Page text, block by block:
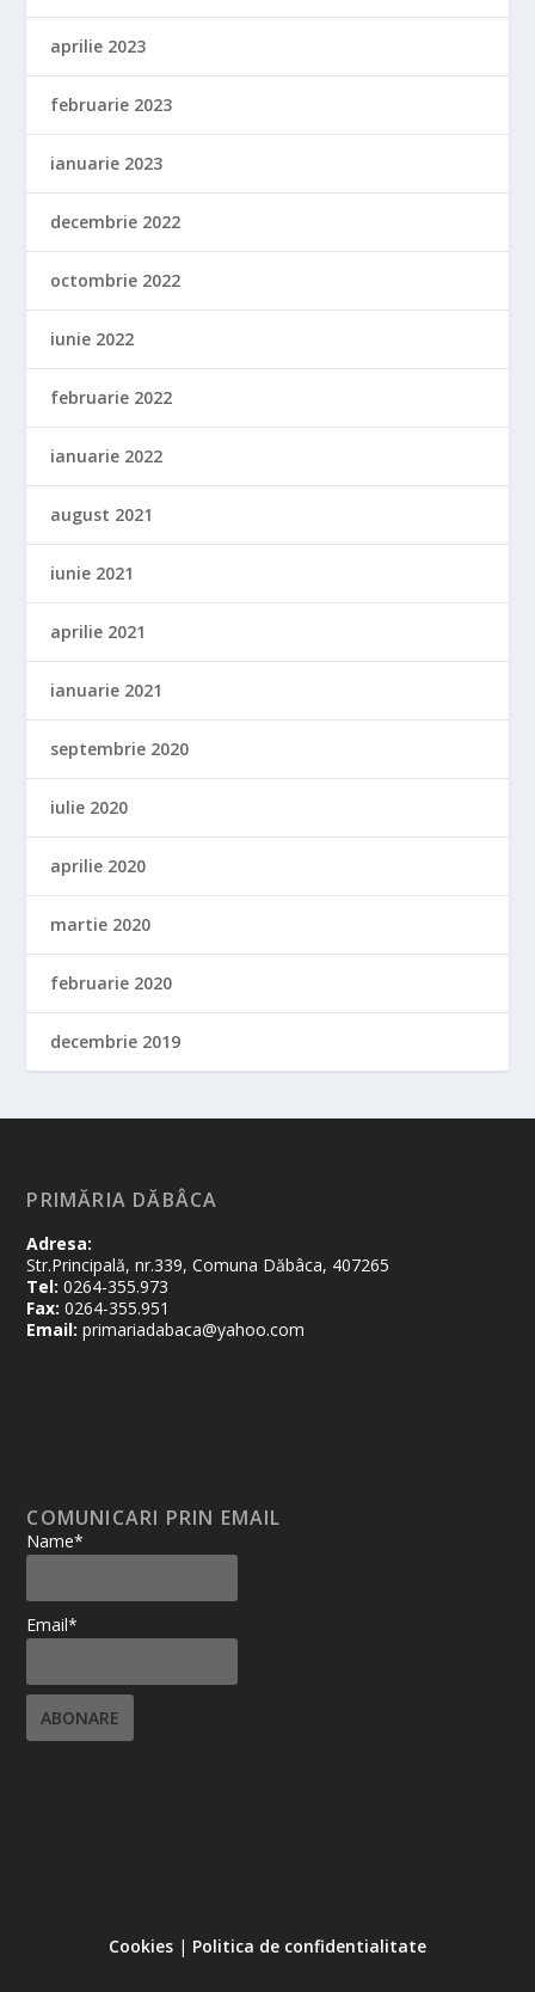
aprilie 2023
februarie 2023
ianuarie 2023
decembrie 2022
octombrie 2022
iunie 2022
februarie 2022
ianuarie 2022
august 2021
iunie 2021
aprilie 2021
ianuarie 2021
septembrie 2020
iulie 2020
aprilie 2020
martie 2020
februarie 2020
decembrie 2019
PRIMĂRIA DĂBÂCA
Adresa:
Str.Principală, nr.339, Comuna Dăbâca, 407265
Tel: 0264-355.973
Fax: 0264-355.951
Email: primariadabaca@yahoo.com
COMUNICARI PRIN EMAIL
Name*
Email*
Cookies | Politica de confidentialitate